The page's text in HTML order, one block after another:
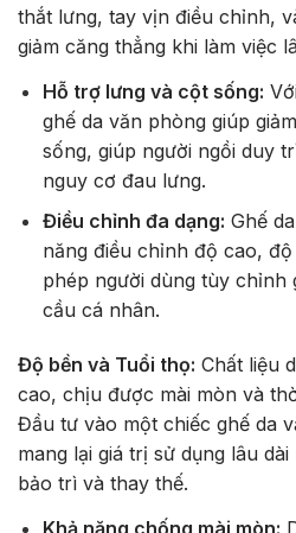
thắt lưng, tay vịn điều chỉnh,
giảm căng thẳng khi làm việc
Hỗ trợ lưng và cột sống:
ghế da văn phòng giúp
sống, giúp người ngồi duy
nguy cơ đau lưng.
Điều chỉnh đa dạng: Ghế
năng điều chỉnh độ cao,
phép người dùng tùy chỉnh
cầu cá nhân.
Độ bền và Tuổi thọ: Chất liệu
cao, chịu được mài mòn và
Đầu tư vào một chiếc ghế da
mang lại giá trị sử dụng lâu
bảo trì và thay thế.
Khả năng chống mài mòn: